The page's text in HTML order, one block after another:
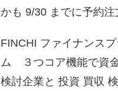
かも 9/30 までに予約
FINCHI ファイナンス
ム ３つコア機能で資
検討企業と 投資 買収